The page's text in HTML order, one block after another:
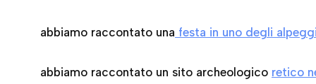
abbiamo raccontato una festa in uno degli
abbiamo raccontato un sito archeologico retico